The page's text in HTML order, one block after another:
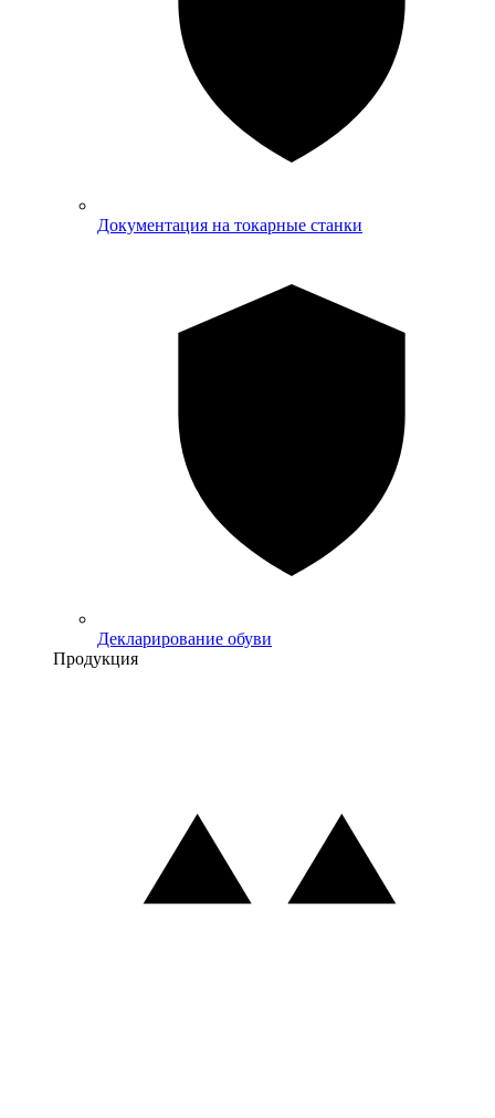
Документация на токарные станки
Декларирование обуви
Продукция